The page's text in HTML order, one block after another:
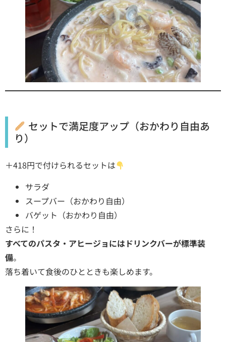
セットで満足度アップ（おかわり自由あ
り）
＋418円で付けられるセットは
サラダ
スープバー（おかわり自由）
バゲット（おかわり自由）
さらに！
すべてのパスタ・アヒージョにはドリンクバーが標準装
備。
落ち着いて食後のひとときも楽しめます。